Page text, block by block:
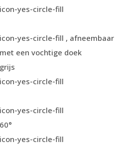
icon-yes-circle-fill
icon-yes-circle-fill , afneembaar
met een vochtige doek
grijs
icon-yes-circle-fill
icon-yes-circle-fill
60°
icon-yes-circle-fill